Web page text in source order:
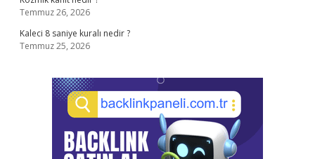
Temmuz 26, 2026
Kaleci 8 saniye kuralı nedir ?
Temmuz 25, 2026